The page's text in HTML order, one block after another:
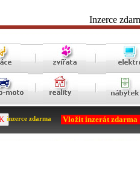
Inzerce
inzerce zdarma Vložit inzerát zdarma